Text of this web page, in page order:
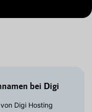
bei Digi
Digi Hosting